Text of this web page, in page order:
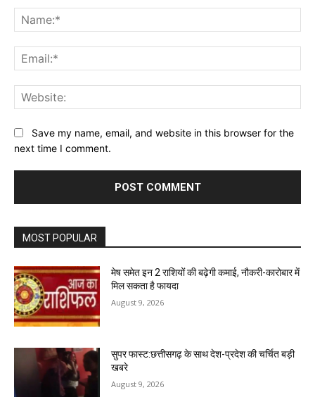
Save my name, email, and website in this browser for the
next time I comment.
MOST POPULAR
मेष समेत इन 2 राशियों की बढ़ेगी कमाई, नौकरी-कारोबार में
मिल सकता है फायदा
August 9, 2026
सुपर फास्ट:छत्तीसगढ़ के साथ देश-प्रदेश की चर्चित बड़ी
खबरे
August 9, 2026